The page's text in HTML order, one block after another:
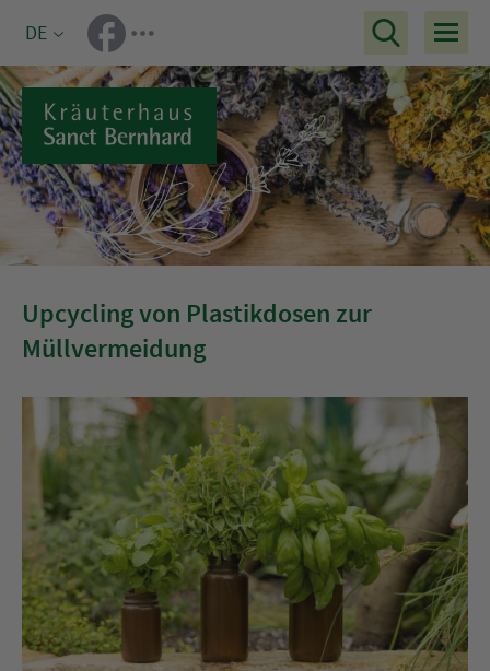
DE
Upcycling von Plastikdosen zur
Müllvermeidung